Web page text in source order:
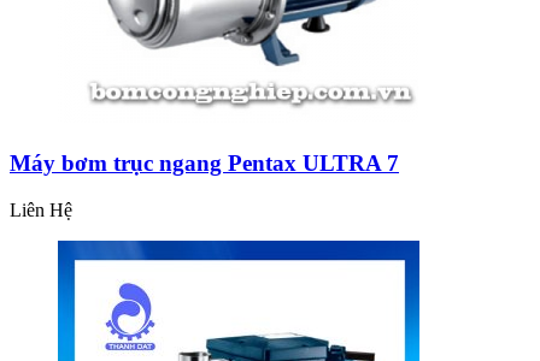
Máy bơm trục ngang Pentax ULTRA 7
Liên Hệ